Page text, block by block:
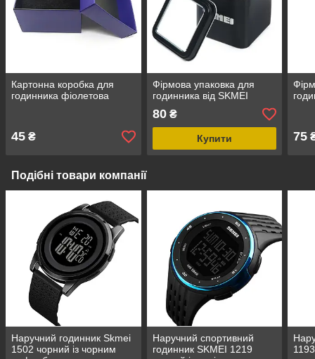
Картонна коробка для
годинника фіолетова
45 ₴
Фірмова упаковка для
годинника від SKMEI
80₴
Купити 75
Подібні товари компанії
Наручний годинник Skmei
1502 чорний із чорним
Наручний спортивний
годинник SKMEI 1219